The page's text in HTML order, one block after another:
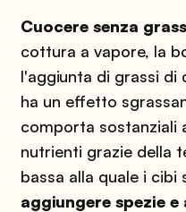
Cuocere senza
cottura a vapore, la
l'aggiunta di grassi di
ha un effetto
comporta sostanziali
nutrienti grazie della
bassa alla quale i
aggiungere spezie e